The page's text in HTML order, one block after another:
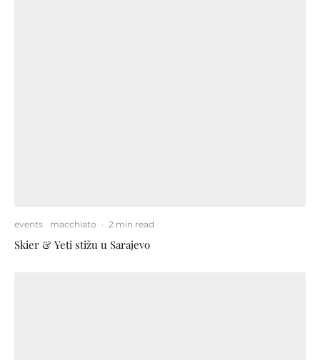
events macchiato · 2 min read
Skier & Yeti stižu u Sarajevo